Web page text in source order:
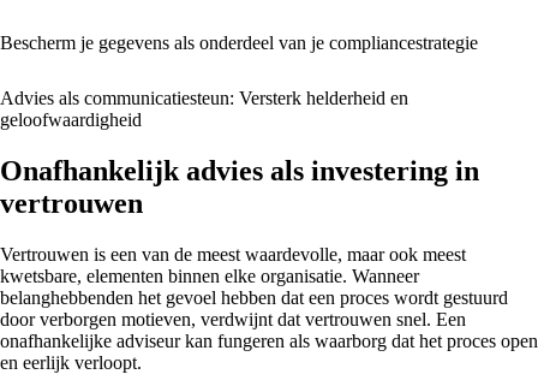
Bescherm je gegevens als onderdeel van je compliance­strategie
Advies als communicatiesteun: Versterk helderheid en
geloofwaardigheid
Onafhankelijk advies als investering in
vertrouwen
Vertrouwen is een van de meest waardevolle, maar ook meest
kwetsbare, elementen binnen elke organisatie. Wanneer
belanghebbenden het gevoel hebben dat een proces wordt gestuurd
door verborgen motieven, verdwijnt dat vertrouwen snel. Een
onafhankelijke adviseur kan fungeren als waarborg dat het proces open
en eerlijk verloopt.